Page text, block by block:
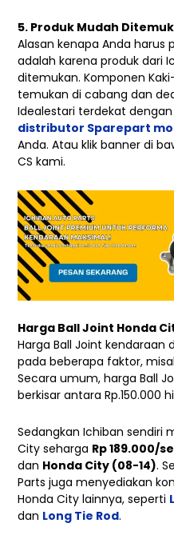
5. Produk Mudah
Alasan kenapa Anda harus
adalah karena produk dari
ditemukan. Komponen
temukan di cabang dan
Idealestari terdekat
distributor Sparepart
Anda. Atau klik banner di
CS kami.
Harga Ball Joint Honda
Harga Ball Joint
pada beberapa faktor,
Secara umum, harga Ball
berkisar antara Rp.150.000
Sedangkan Ichiban sendiri
City seharga Rp 189.000/
dan Honda City (08-14).
Parts juga menyediakan
Honda City lainnya, seperti
dan Long Tie Rod.